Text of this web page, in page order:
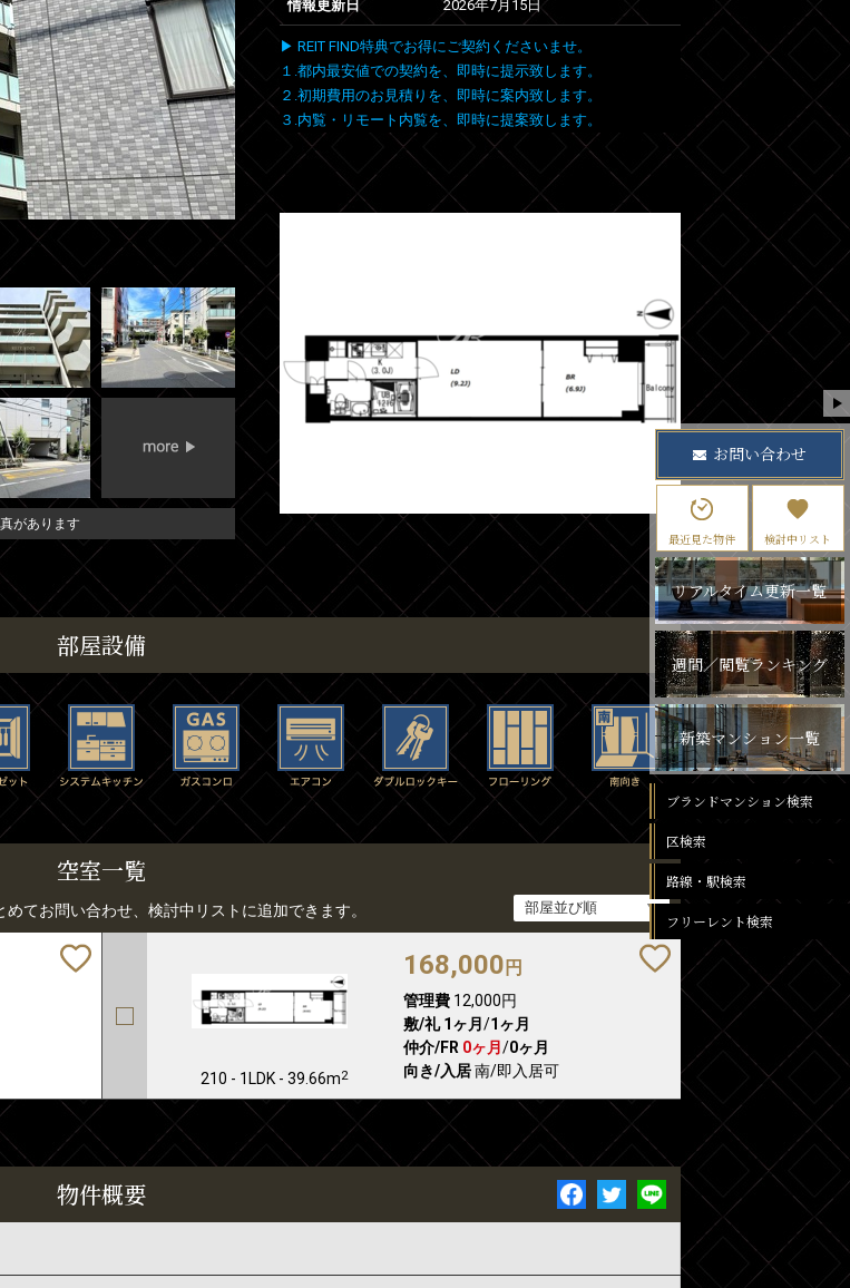
があります
情報更新日 2026年7月15日
▶ REIT FIND特典でお得にご契約くださいませ。
１.都内最安値での契約を、即時に提示致します。
２.初期費用のお見積りを、即時に案内致します。
３.内覧・リモート内覧を、即時に提案致します。
部屋設備
空室一覧
てお問い合わせ、検討中リストに追加できます。
210 - 1LDK - 39.66m2
168,000 円
管理費12,000円
敷/礼 1ヶ月 /1ヶ月
仲介/FR 0ヶ月 /0ヶ月
向き/入居南/即入居可
物件概要
お問い合わせ
最近見た物件 検討中リスト
リアルタイム更新一覧
週間／閲覧ランキング
新築マンション一覧
ブランドマンション検索
区検索
路線・駅検索
フリーレント検索